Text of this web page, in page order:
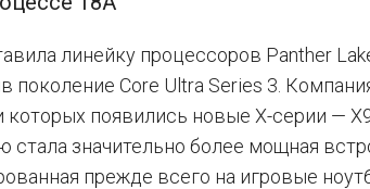
линейку процессоров Panther
поколение Core Ultra Series 3.
которых появились новые X-серии —
значительно более мощная
прежде всего на игровые